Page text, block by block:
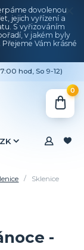
dovolenou.
jejich vyřízení a
S vyřizováním
v jakém byly
Vám krásné
hod, So 9-12)
0
Sklenice
-